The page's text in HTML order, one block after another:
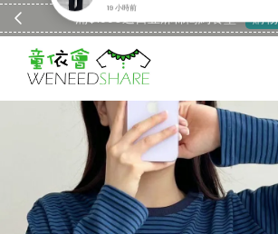
滿$1990送日亞麻棉簡約餐墊 購
您的購物車目前還是
繼續購物